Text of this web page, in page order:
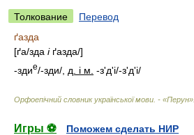
Толкование
Перевод
ґазда
[ґа/зда іґазда/]
-здие/-зди/ д. і м. -з'д'і/-з'д'і/
Орфоепічний словник української мови. - «Перун»
Игры ⚽
Поможем сделать НИР